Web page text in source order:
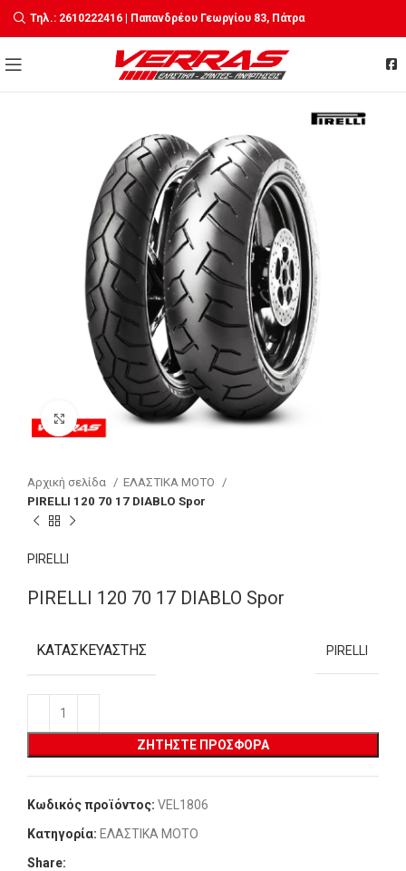
Τηλ.: 2610222416 | Παπανδρέου Γεωργίου 83, Πάτρα
Click to enlarge
Αρχική σελίδα
ΕΛΑΣΤΙΚΑ MOTO
PIRELLI 120 70 17 DIABLO Spor
PIRELLI
PIRELLI 120 70 17 DIABLO Spor
ΚΑΤΑΣΚΕΥΑΣΤΉΣ PIRELLI
ΖΗΤΉΣΤΕ ΠΡΟΣΦΟΡΆ
Κωδικός προϊόντος: VEL1806
Κατηγορία: ΕΛΑΣΤΙΚΑ MOTO
Share: